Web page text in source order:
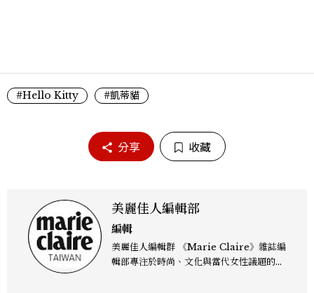
#Hello Kitty #凱蒂貓
分享 收藏
美麗佳人編輯部
編輯
美麗佳人編輯群 《Marie Claire》雜誌編
輯部專注於時尚、文化與當代女性議題的深